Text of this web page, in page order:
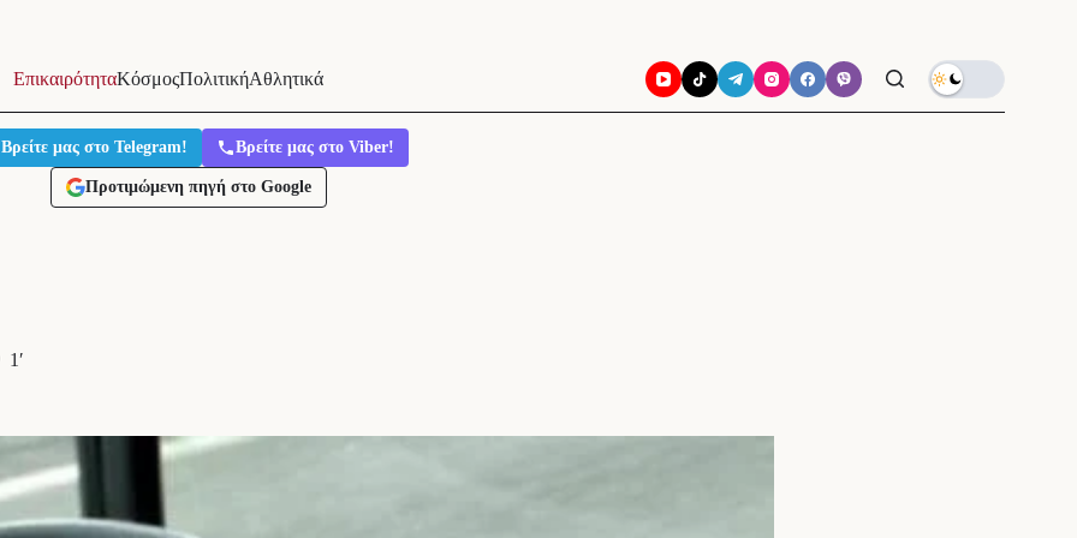
ΕπικαιρότηταΚόσμοςΠολιτικήΑθλητικά
Βρείτε μας στο Telegram! Βρείτε μας στο Viber!
Προτιμώμενη πηγή στο Google
1′